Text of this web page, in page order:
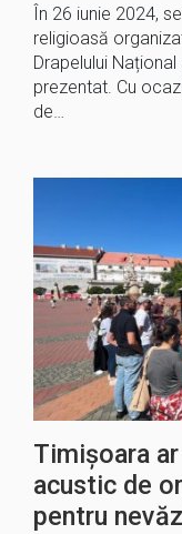
În 26 iunie 2024,
religioasă
Drapelului
prezentat. Cu
de…
Timișoara
acustic de
pentru